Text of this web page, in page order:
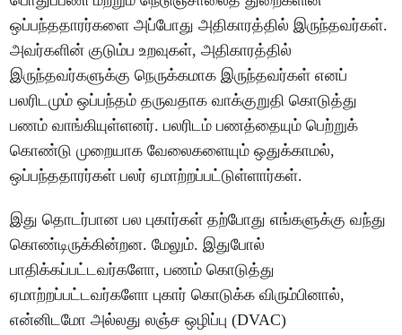
ஒப்பந்ததாரர்களை அப்போது அதிகாரத்தில் இருந்தவர்கள்.
அவர்களின் குடும்ப உறவுகள், அதிகாரத்தில்
இருந்தவர்களுக்கு நெருக்கமாக இருந்தவர்கள் எனப்
பலரிடமும் ஒப்பந்தம் தருவதாக வாக்குறுதி கொடுத்து
பணம் வாங்கியுள்ளனர். பலரிடம் பணத்தையும் பெற்றுக்
கொண்டு முறையாக வேலைகளையும் ஒதுக்காமல்,
ஒப்பந்ததாரர்கள் பலர் ஏமாற்றப்பட்டுள்ளார்கள்.
இது தொடர்பான பல புகார்கள் தற்போது எங்களுக்கு வந்து
கொண்டிருக்கின்றன. மேலும். இதுபோல்
பாதிக்கப்பட்டவர்களோ, பணம் கொடுத்து
ஏமாற்றப்பட்டவர்களோ புகார் கொடுக்க விரும்பினால்,
என்னிடமோ அல்லது லஞ்ச ஒழிப்பு (DVAC)